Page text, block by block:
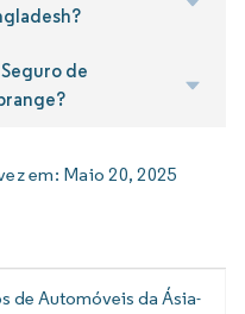
de
em: Maio 20, 2025
de Automóveis da Ásia-